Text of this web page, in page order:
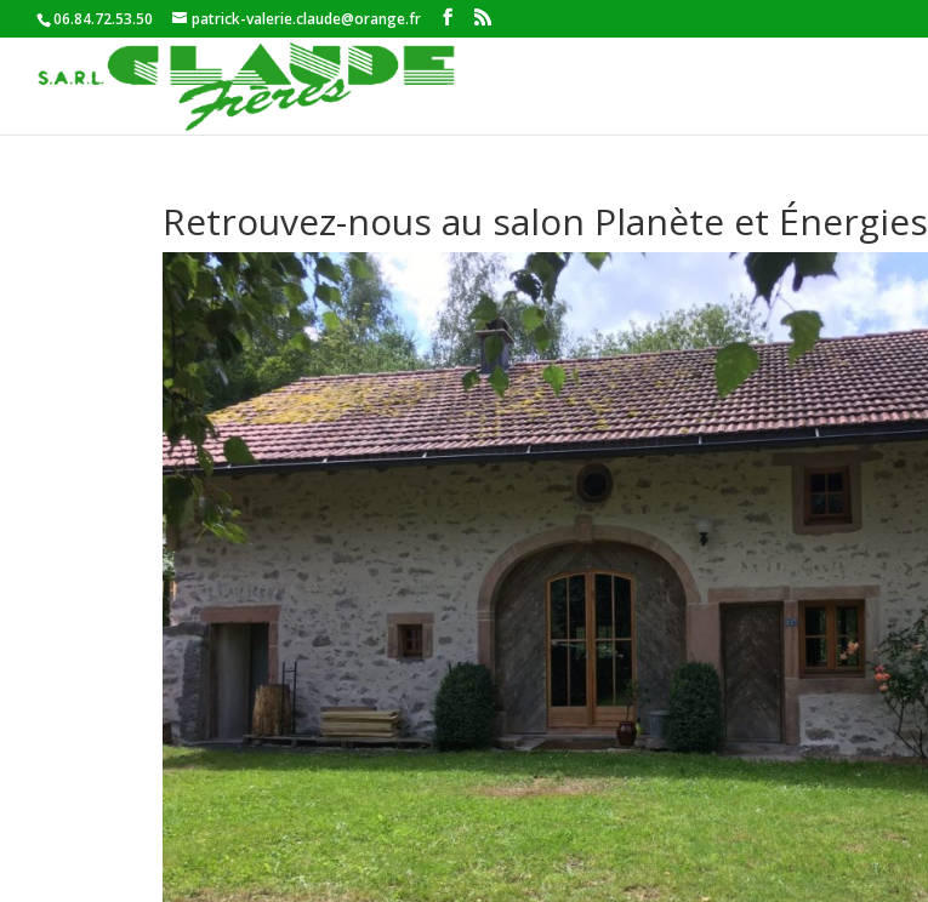
06.84.72.53.50 patrick-valerie.claude@orange.fr
Retrouvez-nous au salon Planète et Énergies